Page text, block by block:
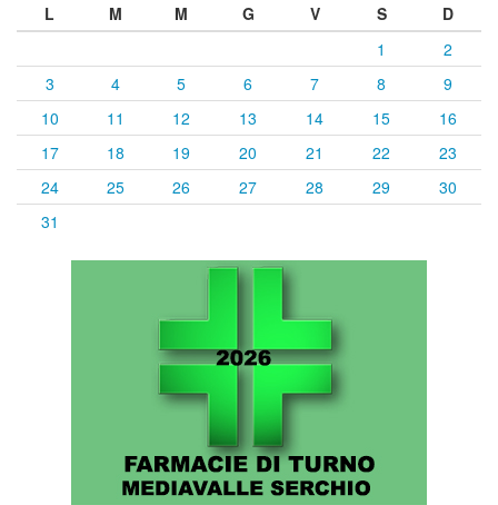
L
M M G V S
D
1
2
3
4 5 6 7 8
9
10
11 12 13 14 15
16
17
18 19 20 21 22
23
24
25 26 27 28 29
30
31